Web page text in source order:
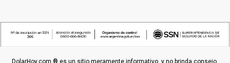
DolarHoy.com ® es un sitio meramente informativo, y no brinda consejo,